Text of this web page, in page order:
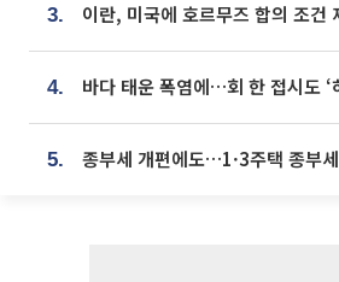
3.
4. 바다 태운 폭염에…회 한 접시도 ‘
5.